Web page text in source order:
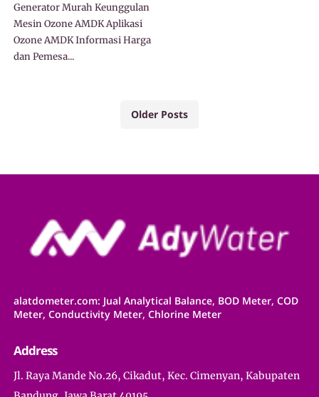
Generator Murah Keunggulan
Mesin Ozone AMDK Aplikasi
Ozone AMDK Informasi Harga
dan Pemesa...
Older Posts
alatdometer.com: Jual Analytical Balance, BOD Meter, COD
Meter, Conductivity Meter, Chlorine Meter
Address
Jl. Raya Mande No.26, Cikadut, Kec. Cimenyan, Kabupaten